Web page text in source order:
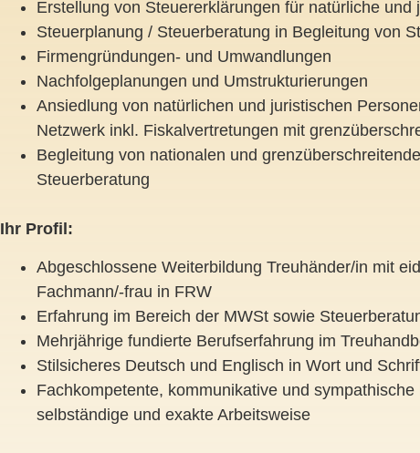
Erstellung von Steuererklärungen für natürliche und
Steuerplanung / Steuerberatung in Begleitung von
Firmengründungen- und Umwandlungen
Nachfolgeplanungen und Umstrukturierungen
Ansiedlung von natürlichen und juristischen
Netzwerk inkl. Fiskalvertretungen mit
Begleitung von nationalen und
Steuerberatung
Ihr Profil:
Abgeschlossene Weiterbildung Treuhänder/in mit
Fachmann/-frau in FRW
Erfahrung im Bereich der MWSt sowie
Mehrjährige fundierte Berufserfahrung im
Stilsicheres Deutsch und Englisch in Wort und
Fachkompetente, kommunikative und
selbständige und exakte Arbeitsweise